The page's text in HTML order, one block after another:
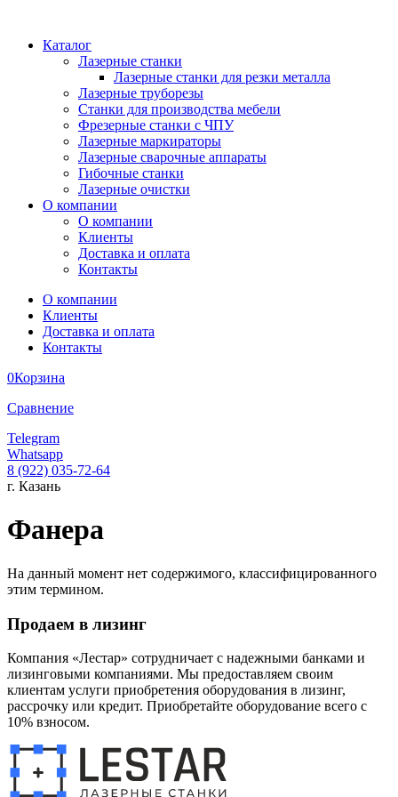
Каталог
Лазерные станки
Лазерные станки для резки металла
Лазерные труборезы
Станки для производства мебели
Фрезерные станки с ЧПУ
Лазерные маркираторы
Лазерные сварочные аппараты
Гибочные станки
Лазерные очистки
О компании
О компании
Клиенты
Доставка и оплата
Контакты
О компании
Клиенты
Доставка и оплата
Контакты
0Корзина
Сравнение
Telegram
Whatsapp
8 (922) 035-72-64
г. Казань
Фанера
На данный момент нет содержимого, классифицированного
этим термином.
Продаем в лизинг
Компания «Лестар» сотрудничает с надежными банками и
лизинговыми компаниями. Мы предоставляем своим
клиентам услуги приобретения оборудования в лизинг,
рассрочку или кредит. Приобретайте оборудование всего с
10% взносом.